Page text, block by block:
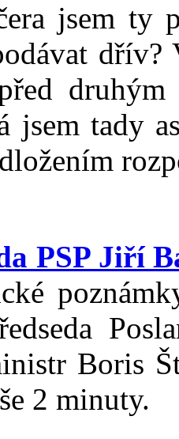
jsem ty
dřív?
jsem tady
PSP Jiří
Boris
2 minuty.